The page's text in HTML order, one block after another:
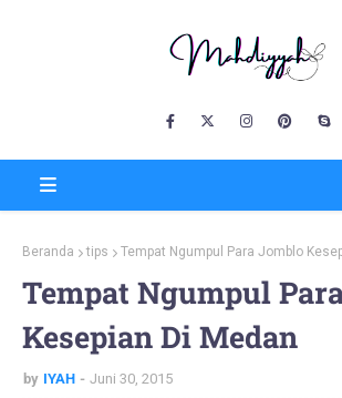
Beranda tips Tempat Ngumpul Para Jomblo
Tempat Ngumpul
Kesepian Di Medan
by IYAH Juni 30, 2015